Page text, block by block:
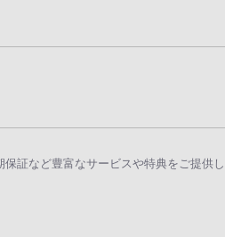
証など豊富なサービスや特典をご提供し